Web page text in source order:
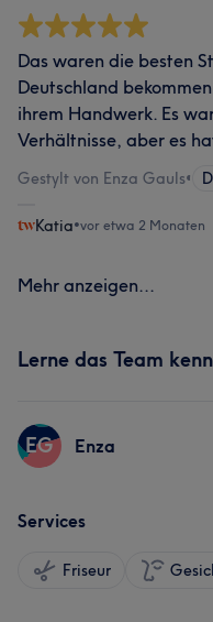
Das waren die besten
Deutschland
ihrem Handwerk. Es
Verhältnisse, aber es
Gestylt von Enza Gauls•
Katia•vor etwa 2 Monaten
Mehr anzeigen...
Lerne das Team
EG Enza
Services
Friseur